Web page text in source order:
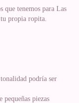
que tenemos para Las
propia ropita.
podría ser
pequeñas piezas